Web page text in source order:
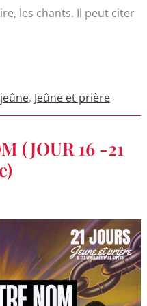
les chants. Il peut citer
jeûne, Jeûne et prière
(JOUR 16 -21